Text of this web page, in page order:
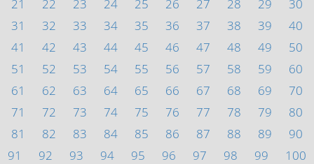
21
22 23 24 25 26 27 28 29
30
31
32 33 34 35 36 37 38 39
40
41
42 43 44 45 46 47 48 49
50
51
52 53 54 55 56 57 58 59
60
61
62 63 64 65 66 67 68 69
70
71
72 73 74 75 76 77 78 79
80
81
82 83 84 85 86 87 88 89
90
91
92 93 94 95 96 97 98 99
100